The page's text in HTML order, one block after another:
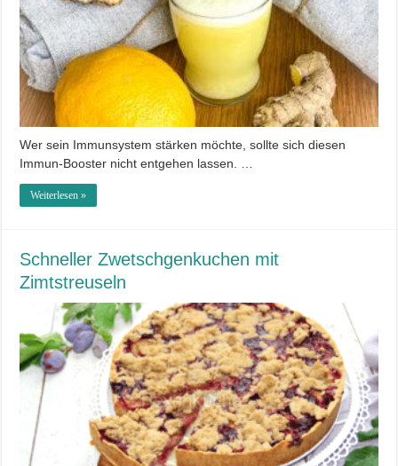
Wer sein Immunsystem stärken möchte, sollte sich diesen
Immun-Booster nicht entgehen lassen. …
Weiterlesen »
Schneller Zwetschgenkuchen mit
Zimtstreuseln